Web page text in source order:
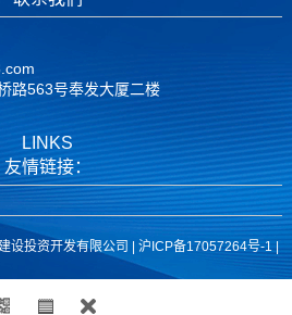
路563号奉发大厦二楼
LINKS
友情链接：
设投资开发有限公司 | 沪ICP备17057264号-1|